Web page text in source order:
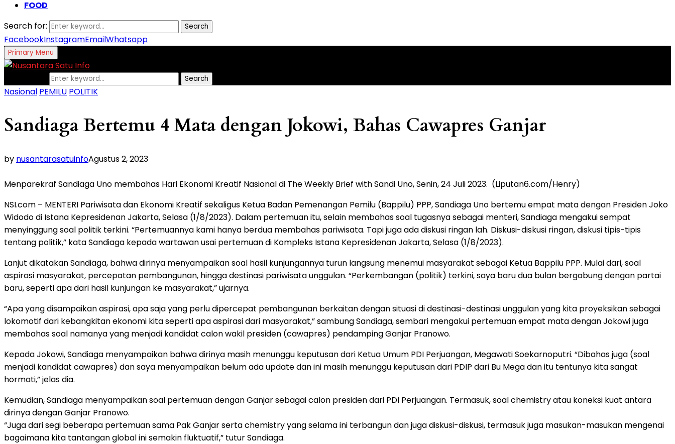
FOOD
Search for:
Search
FacebookInstagramEmailWhatsapp
Primary Menu
Search
Nasional PEMILU POLITIK
Sandiaga Bertemu 4 Mata dengan Jokowi, Bahas Cawapres Ganjar
by nusantarasatuinfoAgustus 2, 2023
Menparekraf Sandiaga Uno membahas Hari Ekonomi Kreatif Nasional di The Weekly Brief with Sandi Uno, Senin, 24 Juli 2023. (Liputan6.com/Henry)
NSI.com – MENTERI Pariwisata dan Ekonomi Kreatif sekaligus Ketua Badan Pemenangan Pemilu (Bappilu) PPP, Sandiaga Uno bertemu empat mata dengan Presiden Joko
Widodo di Istana Kepresidenan Jakarta, Selasa (1/8/2023). Dalam pertemuan itu, selain membahas soal tugasnya sebagai menteri, Sandiaga mengakui sempat
menyinggung soal politik terkini. “Pertemuannya kami hanya berdua membahas pariwisata. Tapi juga ada diskusi ringan lah. Diskusi-diskusi ringan, diskusi tipis-tipis
tentang politik,” kata Sandiaga kepada wartawan usai pertemuan di Kompleks Istana Kepresidenan Jakarta, Selasa (1/8/2023).
Lanjut dikatakan Sandiaga, bahwa dirinya menyampaikan soal hasil kunjungannya turun langsung menemui masyarakat sebagai Ketua Bappilu PPP. Mulai dari, soal
aspirasi masyarakat, percepatan pembangunan, hingga destinasi pariwisata unggulan. “Perkembangan (politik) terkini, saya baru dua bulan bergabung dengan partai
baru, seperti apa dari hasil kunjungan ke masyarakat,” ujarnya.
“Apa yang disampaikan aspirasi, apa saja yang perlu dipercepat pembangunan berkaitan dengan situasi di destinasi-destinasi unggulan yang kita proyeksikan sebagai
lokomotif dari kebangkitan ekonomi kita seperti apa aspirasi dari masyarakat,” sambung Sandiaga, sembari mengakui pertemuan empat mata dengan Jokowi juga
membahas soal namanya yang menjadi kandidat calon wakil presiden (cawapres) pendamping Ganjar Pranowo.
Kepada Jokowi, Sandiaga menyampaikan bahwa dirinya masih menunggu keputusan dari Ketua Umum PDI Perjuangan, Megawati Soekarnoputri. “Dibahas juga (soal
menjadi kandidat cawapres) dan saya menyampaikan belum ada update dan ini masih menunggu keputusan dari PDIP dari Bu Mega dan itu tentunya kita sangat
hormati,” jelas dia.
Kemudian, Sandiaga menyampaikan soal pertemuan dengan Ganjar sebagai calon presiden dari PDI Perjuangan. Termasuk, soal chemistry atau koneksi kuat antara
dirinya dengan Ganjar Pranowo.
“Juga dari segi beberapa pertemuan sama Pak Ganjar serta chemistry yang selama ini terbangun dan juga diskusi-diskusi, termasuk juga masukan-masukan mengenai
bagaimana kita tantangan global ini semakin fluktuatif,” tutur Sandiaga.